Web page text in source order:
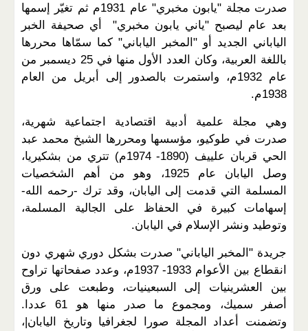
صدرت مجلة "يابون مخبري" عام 1931م ثم تغيّر إسمها
بعد عام ليصبح "ياني يابون مخبري" أي صحيفة الخبر
الياباني الجديد أو "المخبر الياباني" كما سمّاها محررها
باللغة العربية، وكان العدد الأول منها في 25 ديسمبر من
عام 1932م، واستمرت بالصدور إلى أبريل من العام
1938م.
وهي مجلة علمية أدبية اقتصادية اجتماعية شهرية،
صدرت في طوكيو، مؤسسها ومحررها الشيخ محمد عبد
الحي قربان علييف (1890- 1974م) تتري من بشكيريا،
وصل اليابان عام 1925، وهو من أهم الشخصيات
المسلمة التي قدمت إلى اليابان، وقد ترك -رحمه الله-
إسهامات كبيرة في الحفاظ على الجالية المسلمة،
وتوطيد ونشر الإسلام في اليابان.
جريدة "المخبر الياباني" صدرت بشكل دوري شهري دون
انقطاع بين الأعوام 1933- 1937م، وعدد صفحاتها تراوح
بين العشرينيات إلى السبعينيات، وطبعت على ورق
أصفر سميك، ومجموع ما صدر منها هو 61 عددا.
وتضمنت أعداد المجلة صورا لجغرافيا وتاريخ اليابان|،